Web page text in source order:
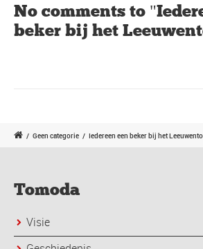
No comments to
beker bij het
/ Geen categorie / Iedereen een beker bij het
Tomoda
Visie